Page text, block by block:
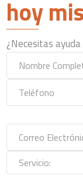
hoy
¿Necesitas